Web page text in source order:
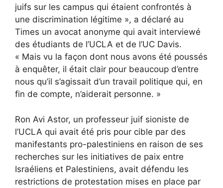
juifs sur les campus qui étaient confrontés à
une discrimination légitime », a déclaré au
Times un avocat anonyme qui avait interviewé
des étudiants de l’UCLA et de l’UC Davis.
« Mais vu la façon dont nous avons été poussés
à enquêter, il était clair pour beaucoup d’entre
nous qu’il s’agissait d’un travail politique qui, en
fin de compte, n’aiderait personne. »
Ron Avi Astor, un professeur juif sioniste de
l’UCLA qui avait été pris pour cible par des
manifestants pro-palestiniens en raison de ses
recherches sur les initiatives de paix entre
Israéliens et Palestiniens, avait défendu les
restrictions de protestation mises en place par